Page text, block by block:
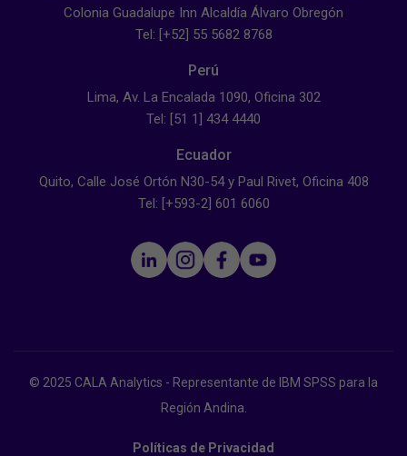
Colonia Guadalupe Inn Alcaldía Álvaro Obregón
Tel: [+52] 55 5682 8768
Perú
Lima, Av. La Encalada 1090, Oficina 302
Tel: [51 1] 434 4440
Ecuador
Quito, Calle José Ortón N30-54 y Paul Rivet, Oficina 408
Tel: [+593-2] 601 6060
© 2025 CALA Analytics - Representante de IBM SPSS para la
Región Andina.
Políticas de Privacidad